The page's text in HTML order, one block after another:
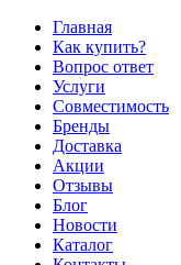
Главная
Как купить?
Вопрос ответ
Услуги
Совместимость
Бренды
Доставка
Акции
Отзывы
Блог
Новости
Каталог